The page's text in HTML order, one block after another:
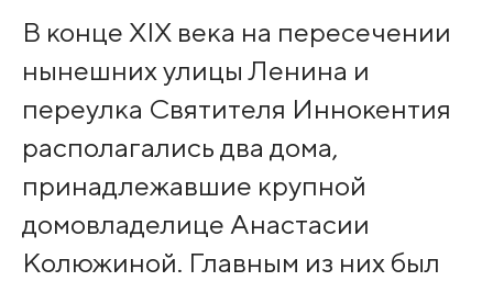
В конце XIX века на пересечении
нынешних улицы Ленина и
переулка Святителя Иннокентия
располагались два дома,
принадлежавшие крупной
домовладелице Анастасии
Колюжиной. Главным из них был